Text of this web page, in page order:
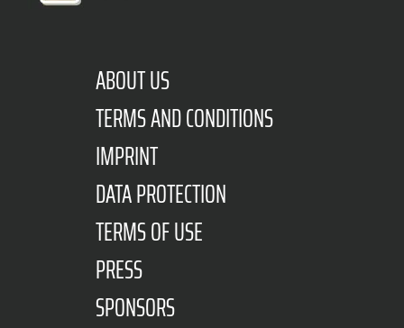
ABOUT US
TERMS AND CONDITIONS
IMPRINT
DATA PROTECTION
TERMS OF USE
PRESS
SPONSORS